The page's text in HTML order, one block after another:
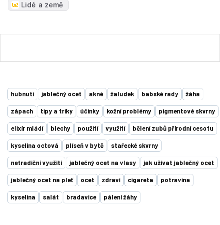
Lidé a země
hubnutí jablečný ocet akné žaludek babské rady žáha
zápach tipy a triky účinky kožní problémy pigmentové skvrny
elixír mládí blechy použití využití bělení zubů přírodní cesotu
kyselina octová plíseň v bytě stařecké skvrny
netradiční využití jablečný ocet na vlasy jak užívat jablečný ocet
jablečný ocet na pleť ocet zdraví cigareta potravina
kyselina salát bradavice pálení žáhy